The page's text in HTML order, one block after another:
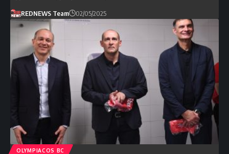
REDNEWS Team 02/05/2025
OLYMPIACOS BC